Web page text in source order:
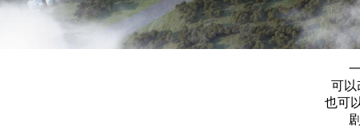
可以
也可